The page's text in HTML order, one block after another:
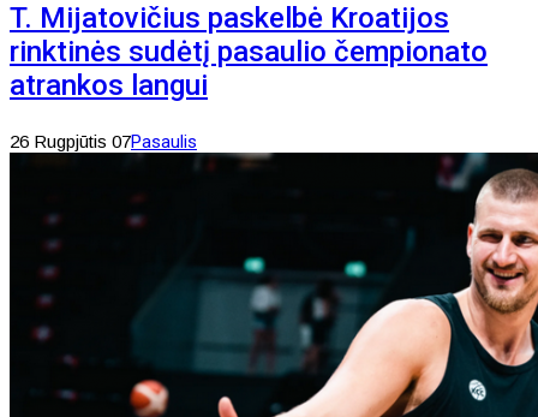
T. Mijatovičius paskelbė Kroatijos
rinktinės sudėtį pasaulio čempionato
atrankos langui
26 Rugpjūtis 07Pasaulis